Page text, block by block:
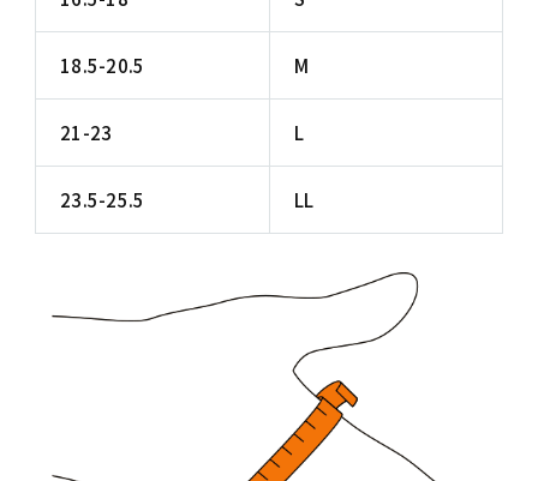
18.5-20.5 M
21-23 L
23.5-25.5 LL